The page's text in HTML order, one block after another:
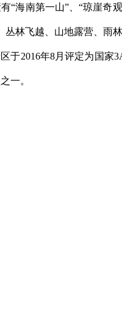
“海南第一山”、“琼崖奇
林飞越、山地露营、雨
于2016年8月评定为国家
一。